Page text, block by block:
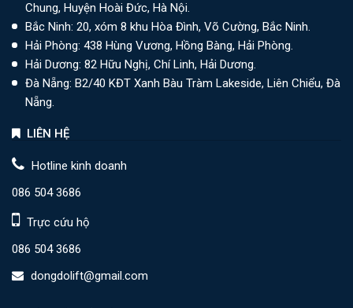
Chung, Huyện Hoài Đức, Hà Nội.
Bắc Ninh: 20, xóm 8 khu Hòa Đình, Võ Cường, Bắc Ninh.
Hải Phòng: 438 Hùng Vương, Hồng Bàng, Hải Phòng.
Hải Dương: 82 Hữu Nghị, Chí Linh, Hải Dương.
Đà Nẵng: B2/40 KĐT Xanh Bàu Tràm Lakeside, Liên Chiểu, Đà
Nẵng.
LIÊN HỆ
Hotline kinh doanh
086 504 3686
Trực cứu hộ
086 504 3686
dongdolift@gmail.com